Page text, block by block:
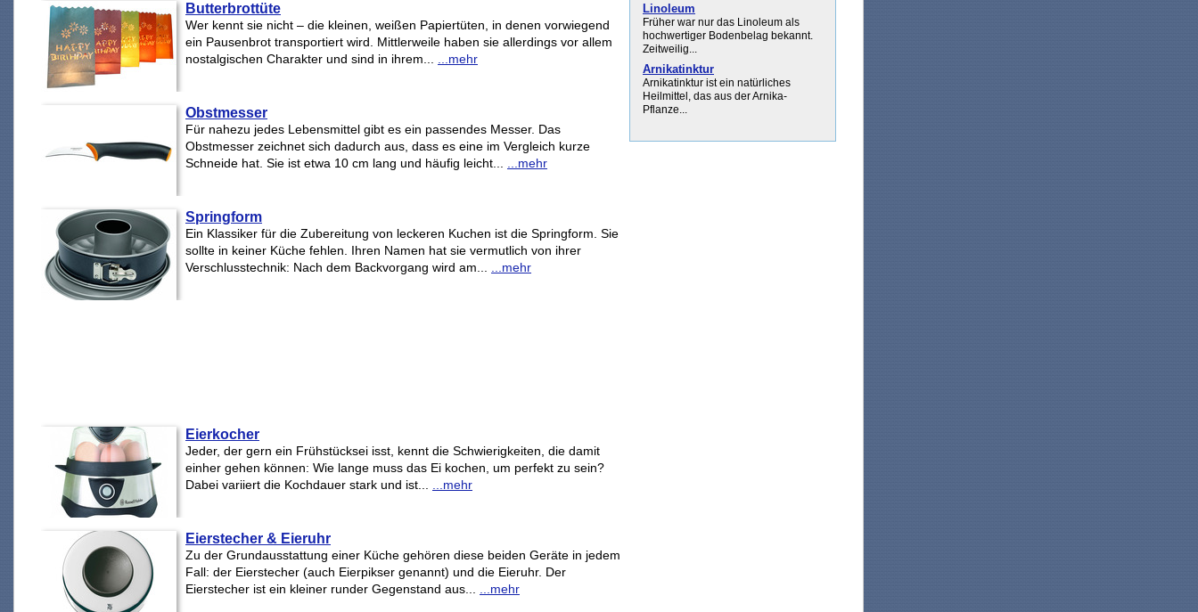
Linoleum
Früher war nur das Linoleum als
hochwertiger Bodenbelag bekannt.
Zeitweilig...
Arnikatinktur
Arnikatinktur ist ein natürliches
Heilmittel, das aus der Arnika-
Pflanze...
Butterbrottüte
Wer kennt sie nicht – die kleinen, weißen Papiertüten, in denen vorwiegend
ein Pausenbrot transportiert wird. Mittlerweile haben sie allerdings vor allem
nostalgischen Charakter und sind in ihrem...
...mehr
Obstmesser
Für nahezu jedes Lebensmittel gibt es ein passendes Messer. Das
Obstmesser zeichnet sich dadurch aus, dass es eine im Vergleich kurze
Schneide hat. Sie ist etwa 10 cm lang und häufig leicht...
...mehr
Springform
Ein Klassiker für die Zubereitung von leckeren Kuchen ist die Springform. Sie
sollte in keiner Küche fehlen. Ihren Namen hat sie vermutlich von ihrer
Verschlusstechnik: Nach dem Backvorgang wird am...
...mehr
Eierkocher
Jeder, der gern ein Frühstücksei isst, kennt die Schwierigkeiten, die damit
einher gehen können: Wie lange muss das Ei kochen, um perfekt zu sein?
Dabei variiert die Kochdauer stark und ist...
...mehr
Eierstecher & Eieruhr
Zu der Grundausstattung einer Küche gehören diese beiden Geräte in jedem
Fall: der Eierstecher (auch Eierpikser genannt) und die Eieruhr. Der
Eierstecher ist ein kleiner runder Gegenstand aus...
...mehr